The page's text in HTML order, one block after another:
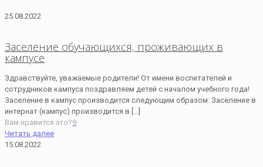
25.08.2022
Заселение обучающихся, проживающих в
кампусе
Здравствуйте, уважаемые родители! От имени воспитателей и
сотрудников кампуса поздравляем детей с началом учебного года!
Заселение в кампус производится следующим образом: Заселение в
интернат (кампус) производится в
Вам нравится это?9
Читать далее
15.08.2022